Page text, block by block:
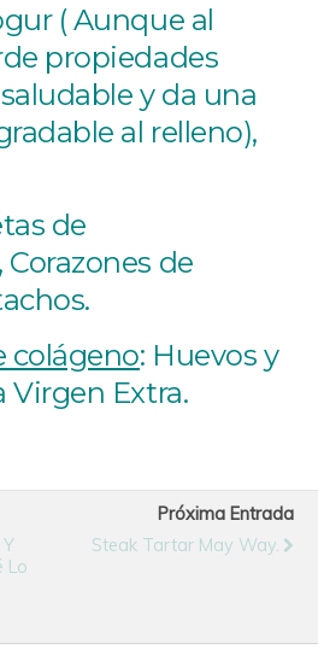
( Aunque al
propiedades
y da una
al relleno),
de
Corazones de
colágeno: Huevos y
Virgen Extra.
Lo
Próxima Entrada
Steak Tartar May Way.